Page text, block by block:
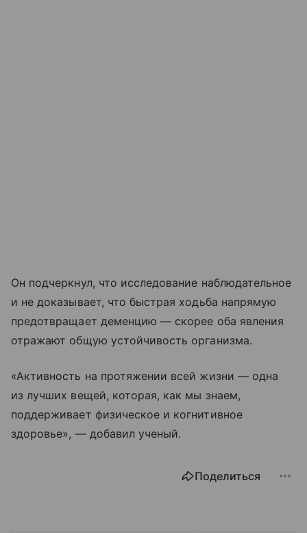
Он подчеркнул, что исследование наблюдательное
и не доказывает, что быстрая ходьба напрямую
предотвращает деменцию — скорее оба явления
отражают общую устойчивость организма.
«Активность на протяжении всей жизни — одна
из лучших вещей, которая, как мы знаем,
поддерживает физическое и когнитивное
здоровье», — добавил ученый.
Поделиться